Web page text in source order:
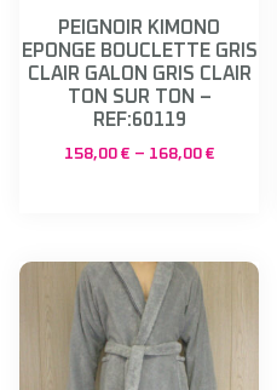
PEIGNOIR KIMONO
EPONGE BOUCLETTE GRIS
CLAIR GALON GRIS CLAIR
TON SUR TON –
REF:60119
158,00 € – 168,00 €